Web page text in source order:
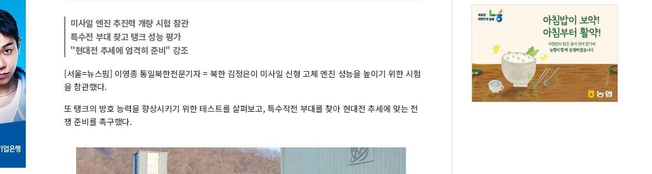
미사일 엔진 추진력 개량 시험 참관
특수전 부대 찾고 탱크 성능 평가
"현대전 추세에 엄격히 준비" 강조
[서울=뉴스핌] 이영종 통일북한전문기자 = 북한 김정은이 미사일 신형 고체 엔진 성능을 높이기 위한 시험
을 참관했다.
또 탱크의 방호 능력을 향상시키기 위한 테스트를 살펴보고, 특수작전 부대를 찾아 현대전 추세에 맞는 전
쟁 준비를 촉구했다.